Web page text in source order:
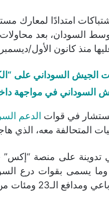
امتدادًا لمعارك
السودان، بعد
منذ كانون الأول/
الجيش السوداني على
السوداني في مواجهة
في قوات الدعم
المتحالفة معه، الذي
على منصة “إكس”
وما يسمى بقوات درع
الدفع